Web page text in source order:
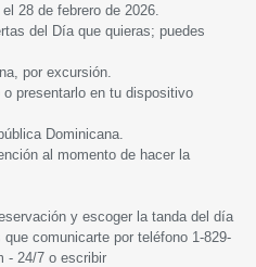
28 de febrero de 2026.
del Día que quieras; puedes
por excursión.
presentarlo en tu dispositivo
Dominicana.
al momento de hacer la
y escoger la tanda del día
comunicarte por teléfono 1-829-
- 24/7 o escribir